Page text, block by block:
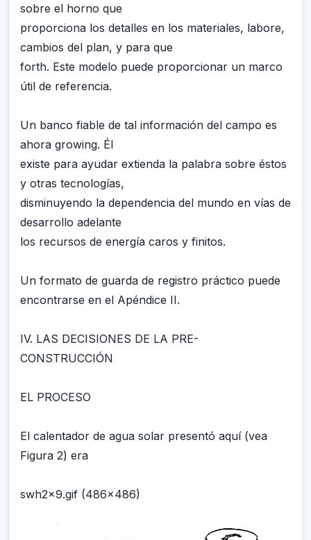
sobre el horno que
proporciona los detalles en los materiales, labore,
cambios del plan, y para que
forth. Este modelo puede proporcionar un marco
útil de referencia.
Un banco fiable de tal información del campo es
ahora growing. Él
existe para ayudar extienda la palabra sobre éstos
y otras tecnologías,
disminuyendo la dependencia del mundo en vías de
desarrollo adelante
los recursos de energía caros y finitos.
Un formato de guarda de registro práctico puede
encontrarse en el Apéndice II.
IV. LAS DECISIONES DE LA PRE-
CONSTRUCCIÓN
EL PROCESO
El calentador de agua solar presentó aquí (vea
Figura 2) era
swh2x9.gif (486x486)